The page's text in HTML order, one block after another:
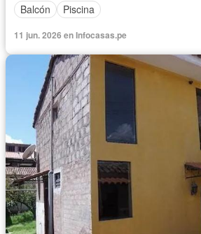
Balcón
Piscina
11 jun. 2026 en Infocasas.pe